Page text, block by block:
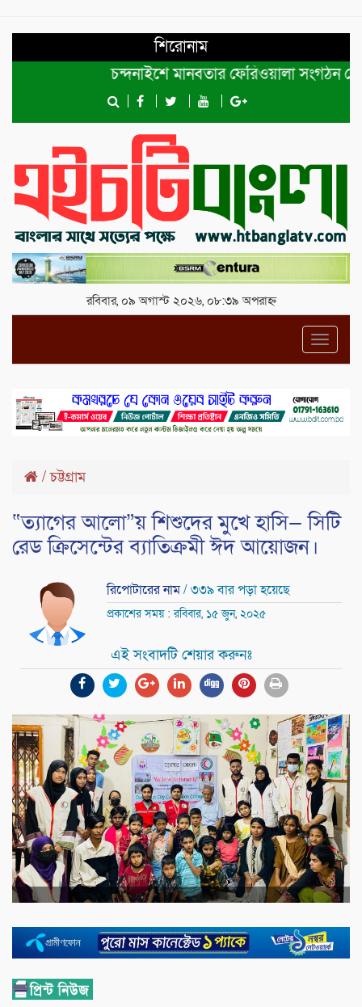
শিরোনাম
চন্দনাইশে মানবতার ফেরিওয়ালা সংগঠন
রবিবার, ০৯ অগাস্ট ২০২৬, ০৮:৩৯ অপরাহ্ন
/চট্টগ্রাম
“ত্যাগের আলো”য় শিশুদের মুখে হাসি— সিটি
রেড ক্রিসেন্টের ব্যাতিক্রমী ঈদ আয়োজন।
রিপোটারের নাম/ ৩৩৯ বার পড়া হয়েছে
প্রকাশের সময় : রবিবার, ১৫ জুন, ২০২৫
এই সংবাদটি শেয়ার করুনঃ